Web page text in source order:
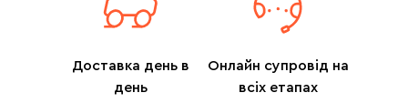
Доставка день в
день
Онлайн супровід на
всіх етапах